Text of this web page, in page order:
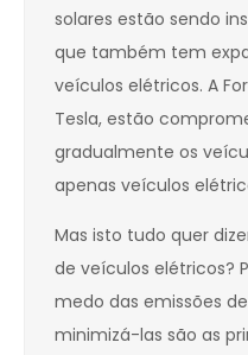
solares estão sendo
que também tem
veículos elétricos. A
Tesla, estão
gradualmente os
apenas veículos
Mas isto tudo quer
de veículos elétricos?
medo das emissões
minimizá-las são as